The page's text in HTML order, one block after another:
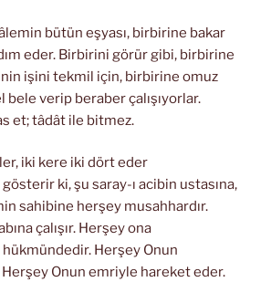
bütün eşyası, birbirine bakar
eder. Birbirini görür gibi, birbirine
işini tekmil için, birbirine omuz
bele verip beraber çalışıyorlar.
et; tâdât ile bitmez.
iki kere iki dört eder
ki, şu saray-ı acibin ustasına,
sahibine herşey musahhardır.
çalışır. Herşey ona
Herşey Onun
Onun emriyle hareket eder.